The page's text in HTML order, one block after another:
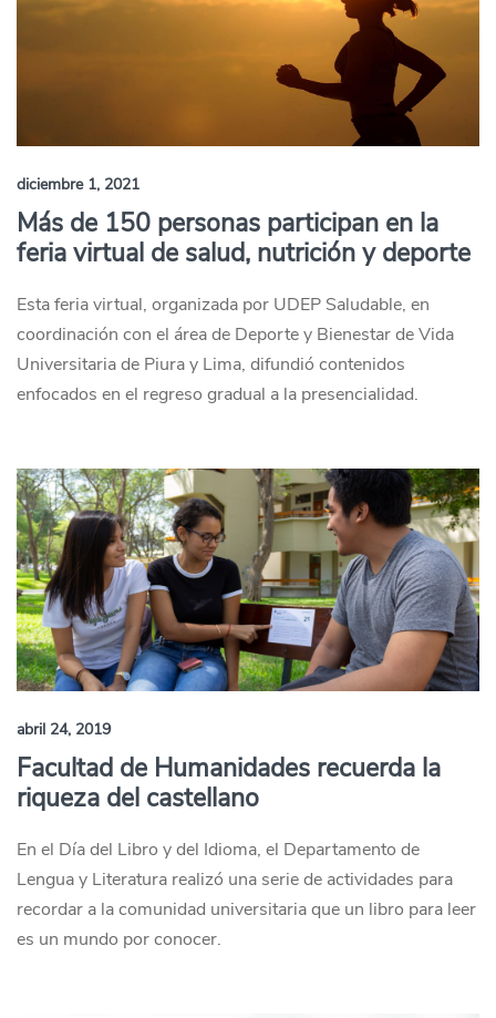
diciembre 1, 2021
Más de 150 personas participan en la
feria virtual de salud, nutrición y deporte
Esta feria virtual, organizada por UDEP Saludable, en
coordinación con el área de Deporte y Bienestar de Vida
Universitaria de Piura y Lima, difundió contenidos
enfocados en el regreso gradual a la presencialidad.
abril 24, 2019
Facultad de Humanidades recuerda la
riqueza del castellano
En el Día del Libro y del Idioma, el Departamento de
Lengua y Literatura realizó una serie de actividades para
recordar a la comunidad universitaria que un libro para leer
es un mundo por conocer.